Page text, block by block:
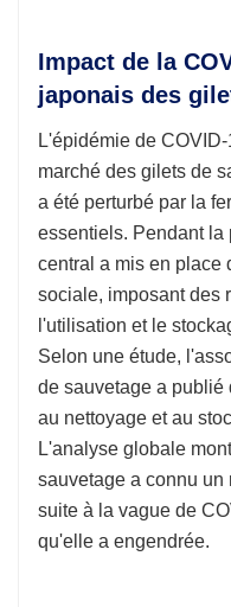
Impact de la
japonais des
L'épidémie de
marché des gilets de
a été perturbé par la
essentiels. Pendant la
central a mis en place
sociale, imposant des
l'utilisation et le
Selon une étude,
de sauvetage a publié
au nettoyage et au
L'analyse globale
sauvetage a connu un
suite à la vague de
qu'elle a engendrée.